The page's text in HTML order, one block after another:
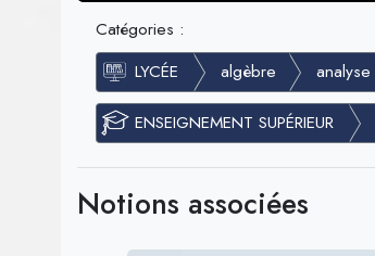
Catégories :
LYCÉE algèbre analyse
ENSEIGNEMENT SUPÉRIEUR
Notions associées